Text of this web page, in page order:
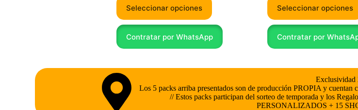
Seleccionar opciones
Contratar por WhatsApp
Seleccionar opciones
Contratar por
Exclusividad
Los 5 packs arriba presentados son de producción PROPIA y
// Estos packs participan del sorteo de temporada y los
PERSONALIZADOS + 15